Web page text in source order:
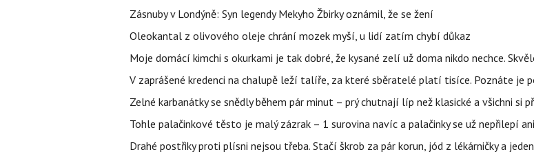
Zásnuby v Londýně: Syn legendy Mekyho Žbirky oznámil, že se žení
Oleokantal z olivového oleje chrání mozek myší, u lidí zatím chybí důkaz
Moje domácí kimchi s okurkami je tak dobré, že kysané zelí už doma nikdo nechce.
V zaprášené kredenci na chalupě leží talíře, za které sběratelé platí tisíce. Poznáte je
Zelné karbanátky se snědly během pár minut – prý chutnají líp než klasické a všichni si
Tohle palačinkové těsto je malý zázrak – 1 surovina navíc a palačinky se už nepřilepí
Drahé postřiky proti plísni nejsou třeba. Stačí škrob za pár korun, jód z lékárničky a